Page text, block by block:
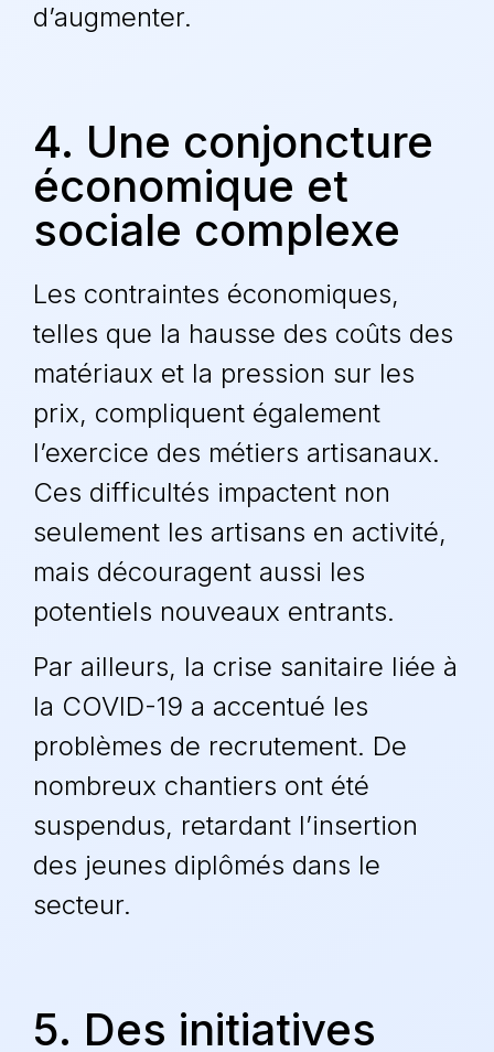
d’augmenter.
4. Une conjoncture
économique et
sociale complexe
Les contraintes économiques,
telles que la hausse des coûts des
matériaux et la pression sur les
prix, compliquent également
l’exercice des métiers artisanaux.
Ces difficultés impactent non
seulement les artisans en activité,
mais découragent aussi les
potentiels nouveaux entrants.
Par ailleurs, la crise sanitaire liée à
la COVID-19 a accentué les
problèmes de recrutement. De
nombreux chantiers ont été
suspendus, retardant l’insertion
des jeunes diplômés dans le
secteur.
5. Des initiatives